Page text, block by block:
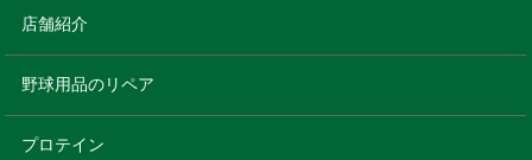
店舗紹介
野球用品のリペア
プロテイン